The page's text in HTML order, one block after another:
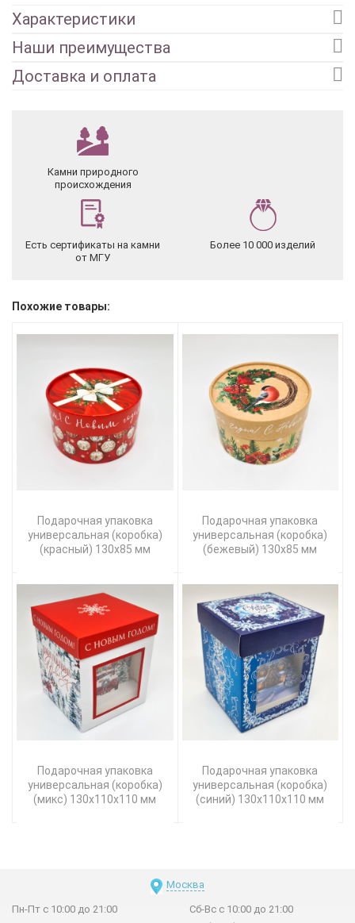
Характеристики
Наши преимущества
Доставка и оплата
Камни природного
происхождения
Есть сертификаты на камни
от МГУ
Более 10 000 изделий
Похожие товары:
Подарочная упаковка
универсальная (коробка)
(красный) 130х85 мм
Подарочная упаковка
универсальная (коробка)
(бежевый) 130х85 мм
Подарочная упаковка
универсальная (коробка)
(микс) 130х110х110 мм
Подарочная упаковка
универсальная (коробка)
(синий) 130х110х110 мм
Москва
Пн-Пт с 10:00 до 21:00 Сб-Вс с 10:00 до 21:00